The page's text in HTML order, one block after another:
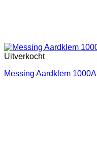
Uitverkocht
Messing Aardklem 1000A